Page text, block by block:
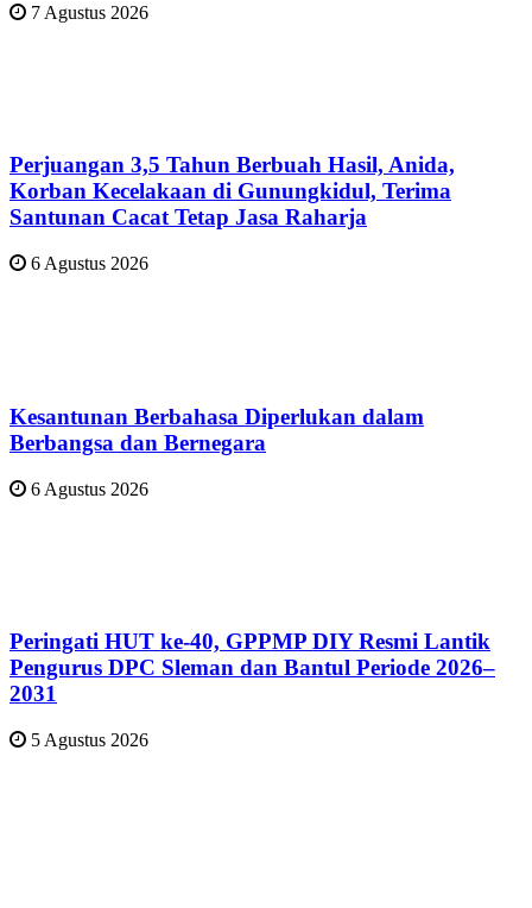
7 Agustus 2026
Perjuangan 3,5 Tahun Berbuah Hasil, Anida,
Korban Kecelakaan di Gunungkidul, Terima
Santunan Cacat Tetap Jasa Raharja
6 Agustus 2026
Kesantunan Berbahasa Diperlukan dalam
Berbangsa dan Bernegara
6 Agustus 2026
Peringati HUT ke-40, GPPMP DIY Resmi Lantik
Pengurus DPC Sleman dan Bantul Periode 2026–
2031
5 Agustus 2026